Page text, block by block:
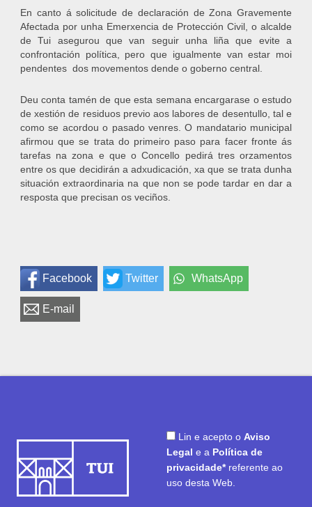
En canto á solicitude de declaración de Zona Gravemente
Afectada por unha Emerxencia de Protección Civil, o alcalde
de Tui asegurou que van seguir unha liña que evite a
confrontación política, pero que igualmente van estar moi
pendentes dos movementos dende o goberno central.
Deu conta tamén de que esta semana encargarase o estudo
de xestión de residuos previo aos labores de desentullo, tal e
como se acordou o pasado venres. O mandatario municipal
afirmou que se trata do primeiro paso para facer fronte ás
tarefas na zona e que o Concello pedirá tres orzamentos
entre os que decidirán a adxudicación, xa que se trata dunha
situación extraordinaria na que non se pode tardar en dar a
resposta que precisan os veciños.
Facebook Twitter WhatsApp
E-mail
Lin e acepto o Aviso
Legal e a Política de
privacidade* referente ao
uso desta Web.